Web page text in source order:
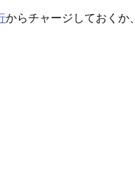
からチャージしておくか